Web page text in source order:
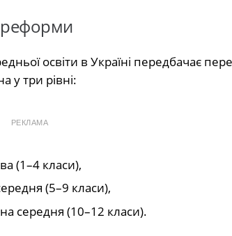
реформи
освіти в Україні передбачає
у три рівні:
РЕКЛАМА
(1–4 класи),
(5–9 класи),
середня (10–12 класи).